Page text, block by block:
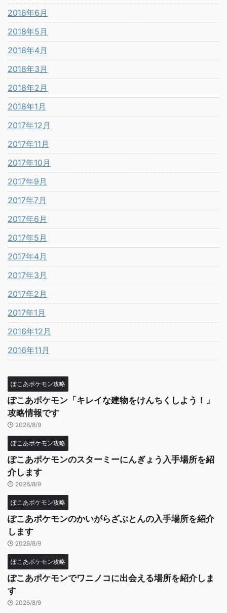
2018年6月
2018年5月
2018年4月
2018年3月
2018年2月
2018年1月
2017年12月
2017年11月
2017年10月
2017年9月
2017年7月
2017年6月
2017年5月
2017年4月
2017年3月
2017年2月
2017年1月
2016年12月
2016年11月
ぽこあポケモン攻略
ぽこあポケモン「キレイな建物をけんちくしよう！」
攻略情報です
2026/8/9
ぽこあポケモン攻略
ぽこあポケモンのスターミーにんぎょう入手場所を紹
介します
2026/8/9
ぽこあポケモン攻略
ぽこあポケモンのかいがらざぶとんの入手場所を紹介
します
2026/8/9
ぽこあポケモン攻略
ぽこあポケモンでワニノコに出会える場所を紹介しま
す
2026/8/9